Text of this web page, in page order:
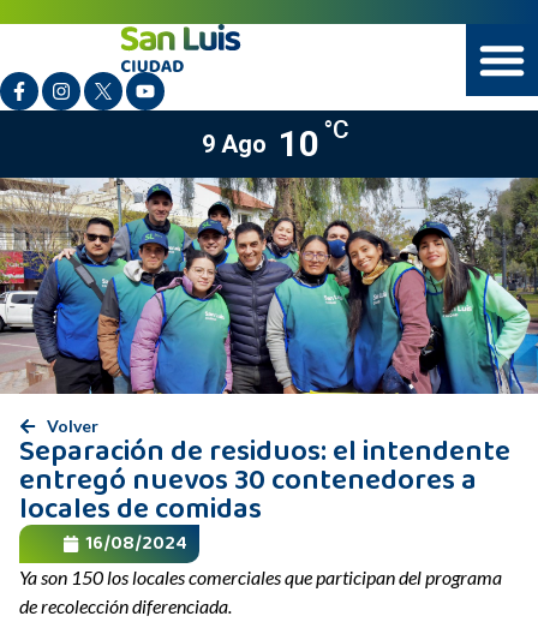
9 Ago 10 °C
Volver
Separación de residuos: el intendente
entregó nuevos 30 contenedores a
locales de comidas
16/08/2024
Ya son 150 los locales comerciales que participan del programa
de recolección diferenciada.